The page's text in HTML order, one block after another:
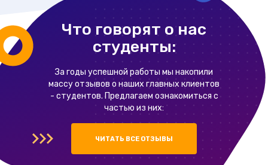
Что говорят о нас
студенты:
За годы успешной работы мы накопили
массу отзывов о наших главных клиентов
- студентов. Предлагаем ознакомиться с
частью из них:
ЧИТАТЬ ВСЕ ОТЗЫВЫ